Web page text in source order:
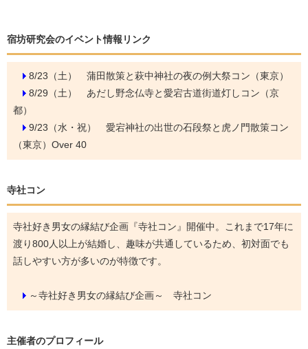
宿坊研究会のイベント情報リンク
8/23（土） 蒲田散策と萩中神社の夜の例大祭コン（東京）
8/29（土） あだし野念仏寺と愛宕古道街道灯しコン（京
都）
9/23（水・祝） 愛宕神社の出世の石段祭と虎ノ門散策コン
（東京）Over 40
寺社コン
寺社好き男女の縁結び企画『寺社コン』開催中。これまで17年に
渡り800人以上が結婚し、趣味が共通しているため、初対面でも
話しやすい方が多いのが特徴です。
～寺社好き男女の縁結び企画～ 寺社コン
主催者のプロフィール